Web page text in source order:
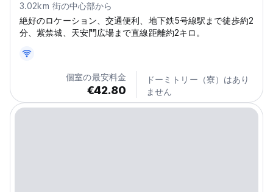
3.02km 街の中心部から
絶好のロケーション、交通便利、地下鉄5号線駅まで徒歩約2
分、紫禁城、天安門広場まで直線距離約2キロ。
個室の最安料金
€42.80
ドーミトリー（寮）はあり
ません